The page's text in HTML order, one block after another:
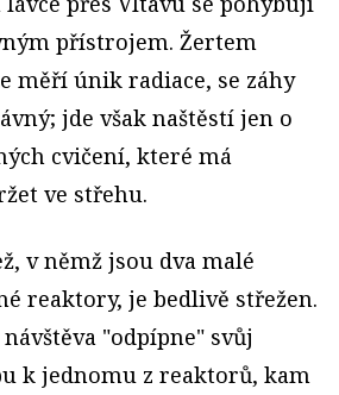
přístrojem. Žertem
měří únik radiace, se záhy
jde však naštěstí jen o
cvičení, které má
ve střehu.
v němž jsou dva malé
reaktory, je bedlivě střežen.
"odpípne" svůj
k jednomu z reaktorů, kam